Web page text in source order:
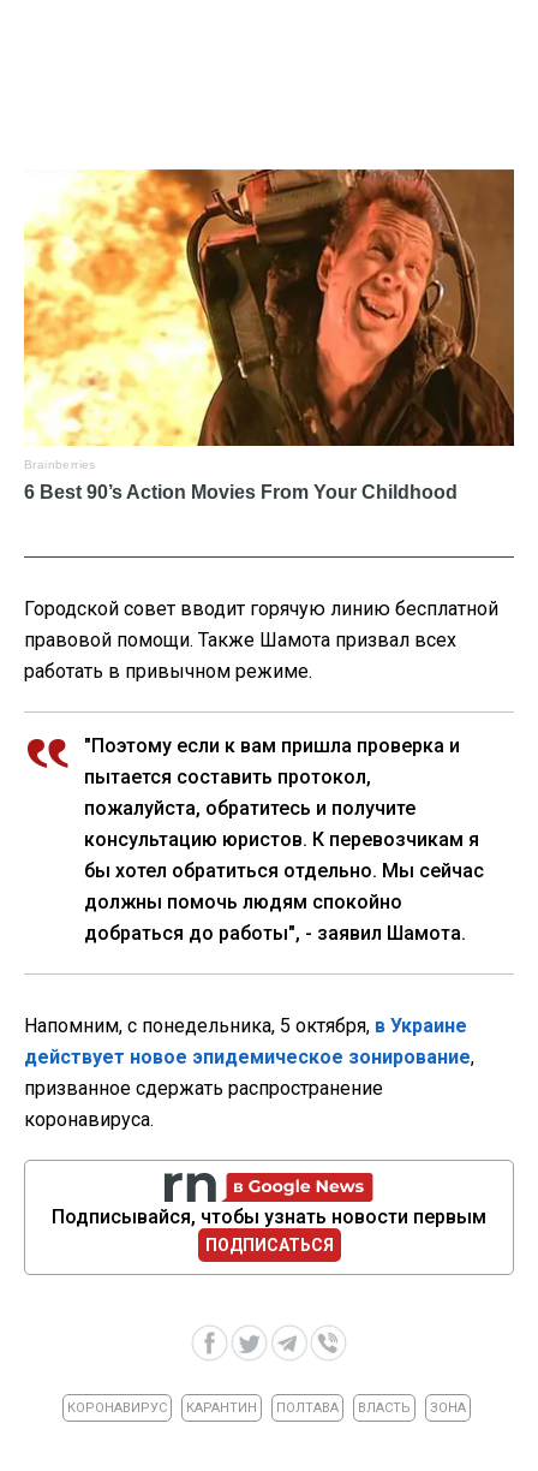
Городской совет вводит горячую линию бесплатной
правовой помощи. Также Шамота призвал всех
работать в привычном режиме.
"Поэтому если к вам пришла проверка и
пытается составить протокол,
пожалуйста, обратитесь и получите
консультацию юристов. К перевозчикам я
бы хотел обратиться отдельно. Мы сейчас
должны помочь людям спокойно
добраться до работы", - заявил Шамота.
Напомним, с понедельника, 5 октября, в Украине
действует новое эпидемическое зонирование,
призванное сдержать распространение
коронавируса.
Подписывайся, чтобы узнать новости первым
ПОДПИСАТЬСЯ
КОРОНАВИРУС КАРАНТИН ПОЛТАВА ВЛАСТЬ ЗОНА